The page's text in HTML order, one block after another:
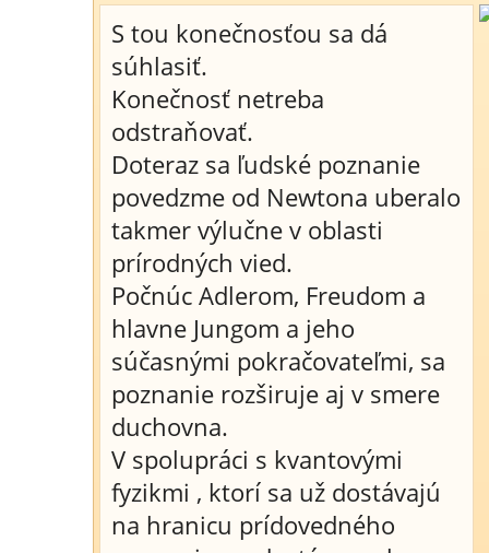
S tou konečnosťou sa dá
súhlasiť.
Konečnosť netreba
odstraňovať.
Doteraz sa ľudské poznanie
povedzme od Newtona uberalo
takmer výlučne v oblasti
prírodných vied.
Počnúc Adlerom, Freudom a
hlavne Jungom a jeho
súčasnými pokračovateľmi, sa
poznanie rozširuje aj v smere
duchovna.
V spolupráci s kvantovými
fyzikmi , ktorí sa už dostávajú
na hranicu prídovedného